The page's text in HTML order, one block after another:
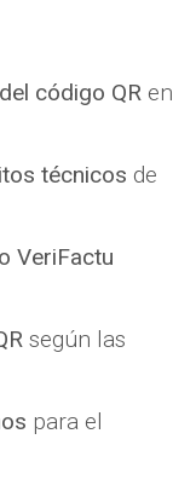
código QR en
técnicos de
VeriFactu
según las
para el